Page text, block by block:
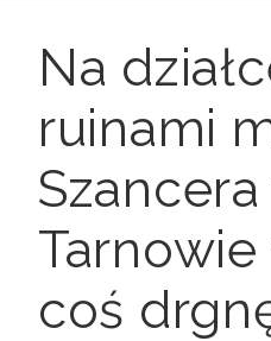
Na
ruinami
coś